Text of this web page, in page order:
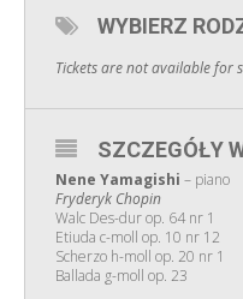
WYBIERZ
Tickets are not available for
SZCZEGÓŁY
Nene Yamagishi – piano
Fryderyk Chopin
Walc Des-dur op. 64 nr 1
Etiuda c-moll op. 10 nr 12
Scherzo h-moll op. 20 nr 1
Ballada g-moll op. 23